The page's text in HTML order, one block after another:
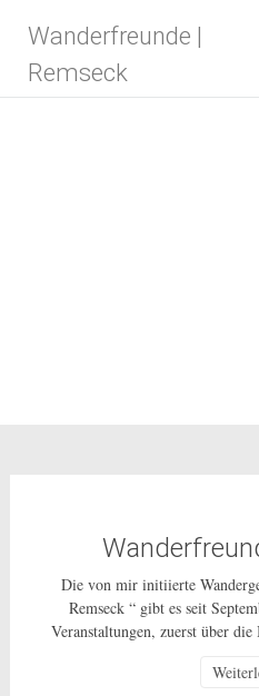
Inhalt
springen
Wanderfreunde |
Remseck
Die von mir initiierte
Remseck “ gibt es seit
Veranstaltungen, zuerst über
Bürgerschaftliches Engagement